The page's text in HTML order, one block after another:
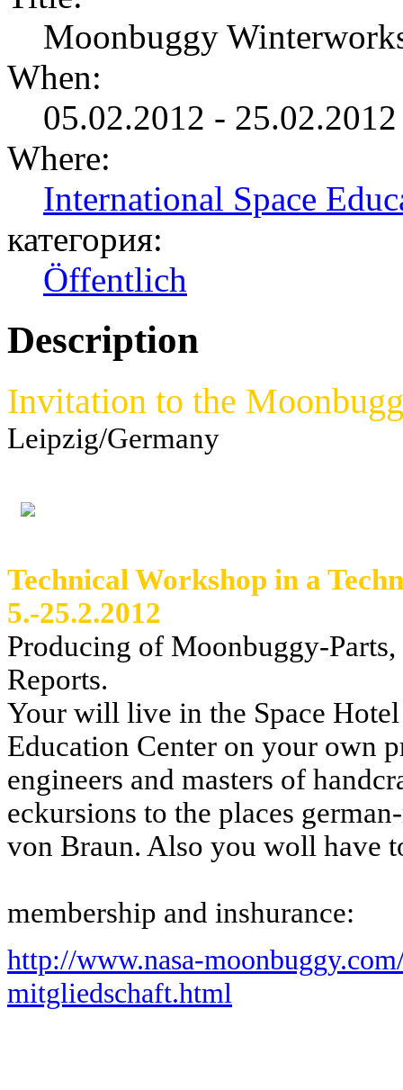
Moonbuggy
When:
05.02.2012 - 25.02.2012
Where:
International Space
категория:
Öffentlich
Description
Invitation to the
Leipzig/Germany
Technical Workshop in a
5.-25.2.2012
Producing of Moonbuggy-
Reports.
Your will live in the Space
Education Center on your own
engineers and masters of
eckursions to the places
von Braun. Also you woll have
membership and inshurance:
http://www.nasa-
mitgliedschaft.html